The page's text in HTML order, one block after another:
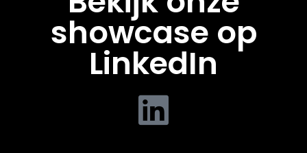
showcase op
LinkedIn